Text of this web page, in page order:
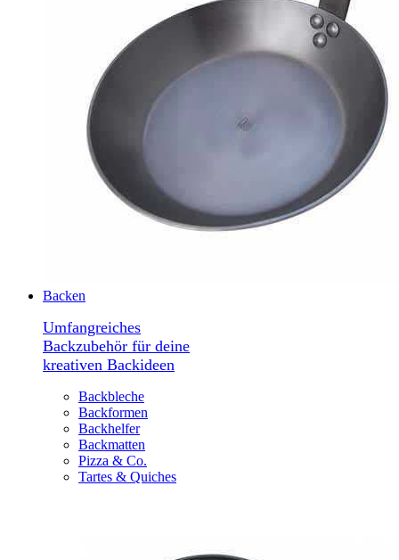
Backen
Umfangreiches
Backzubehör für deine
kreativen Backideen
Backbleche
Backformen
Backhelfer
Backmatten
Pizza & Co.
Tartes & Quiches